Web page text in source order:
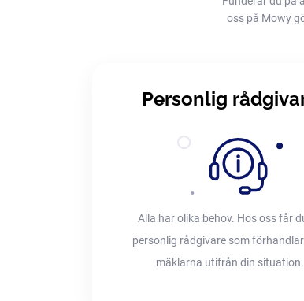
oss på Mowy
Personlig
Alla har olika behov. Hos oss får
personlig rådgivare som
mäklarna utifrån din situation.